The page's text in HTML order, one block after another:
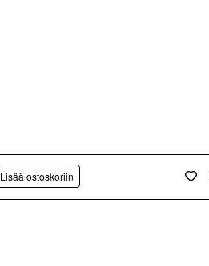
Lisää ostoskoriin